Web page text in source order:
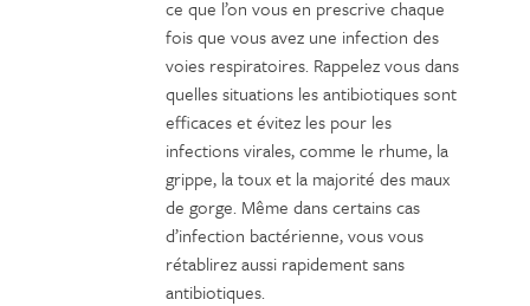
ce que l’on vous en prescrive chaque
fois que vous avez une infection des
voies respiratoires. Rappelez vous dans
quelles situations les antibiotiques sont
efficaces et évitez les pour les
infections virales, comme le rhume, la
grippe, la toux et la majorité des maux
de gorge. Même dans certains cas
d’infection bactérienne, vous vous
rétablirez aussi rapidement sans
antibiotiques.